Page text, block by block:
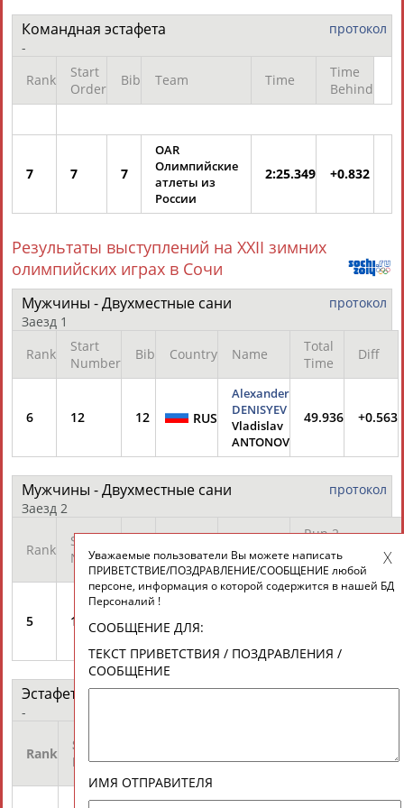
ЦЕЛИ ПРОЕКТА РЕКЛАМА
Вопросы сотрудничества и совместной деятельности inform@infosport.ru
Стадион, 1998-2026
Разработка и поддержка ООО НАИТ «Стадион»
Адресов в новостной рассылке: 996
протокол
Командная эстафета
-
Rank
Start
Order
Bib Team Time
Time
Behind
7 7 7
OAR
Олимпийские
атлеты из
России
2:25.349 +0.832
Результаты выступлений на XXII зимних
олимпийских играх в Сочи
протокол
Мужчины - Двухместные сани
Заезд 1
Rank
Start
Number
Bib Country Name
Total
Time
Diff
6 12 12 RUS
Alexander
DENISYEV
Vladislav
ANTONOV
49.936 +0.563
протокол
Мужчины - Двухместные сани
Заезд 2
Rank
Start
Number
Bib Country Name
Run 2
Time
Diff
5 14 12 RUS
Alexander
ANTONOV
протокол
Эстафета
-
Rank
Start
Number
Tatyana
Уважаемые пользователи Вы можете написать
ПРИВЕТСТВИЕ/ПОЗДРАВЛЕНИЕ/СООБЩЕНИЕ любой
персоне, информация о которой содержится в нашей БД
Персоналий !
СООБЩЕНИЕ ДЛЯ:
ТЕКСТ ПРИВЕТСТВИЯ / ПОЗДРАВЛЕНИЯ /
СООБЩЕНИЕ
ИМЯ ОТПРАВИТЕЛЯ